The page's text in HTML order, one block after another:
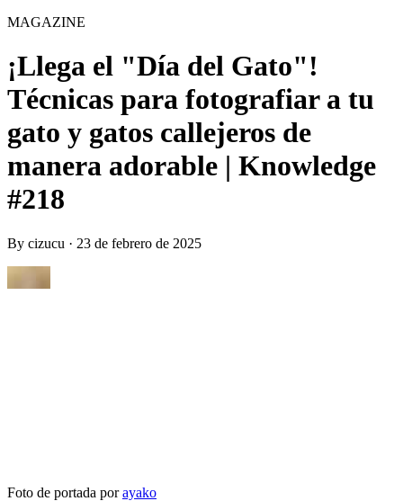
MAGAZINE
¡Llega el "Día del Gato"!
Técnicas para fotografiar a tu
gato y gatos callejeros de
manera adorable | Knowledge
#218
By cizucu · 23 de febrero de 2025
Foto de portada porayako